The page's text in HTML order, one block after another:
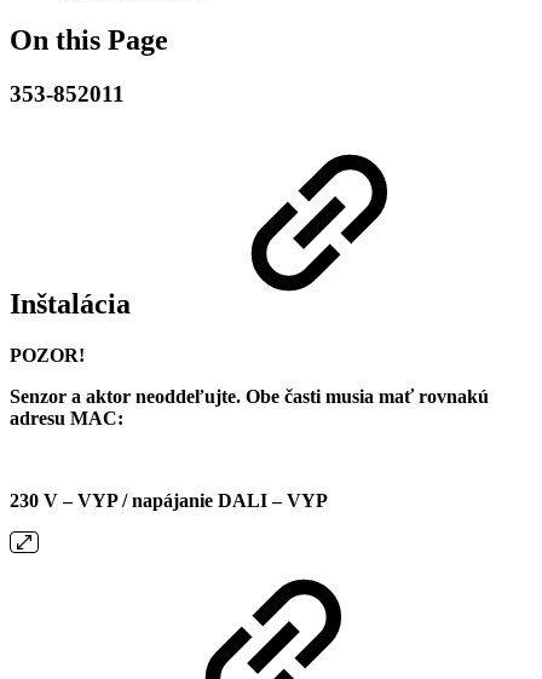
On this Page
353-852011
Inštalácia
POZOR!
Senzor a aktor neoddeľujte. Obe časti musia mať rovnakú
adresu MAC:
230 V – VYP / napájanie DALI – VYP